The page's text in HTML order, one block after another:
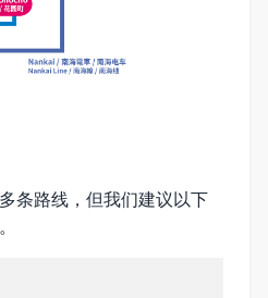
条路线，但我们建议以下